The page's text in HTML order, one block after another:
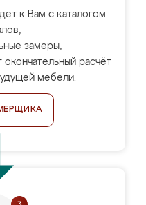
к Вам с каталогом
замеры,
расчёт
мебели.